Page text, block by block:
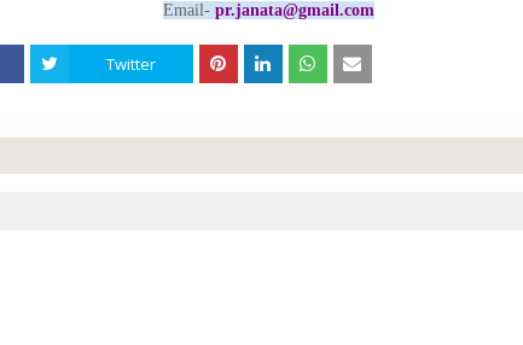
Email- pr.janata@gmail.com
Twitter